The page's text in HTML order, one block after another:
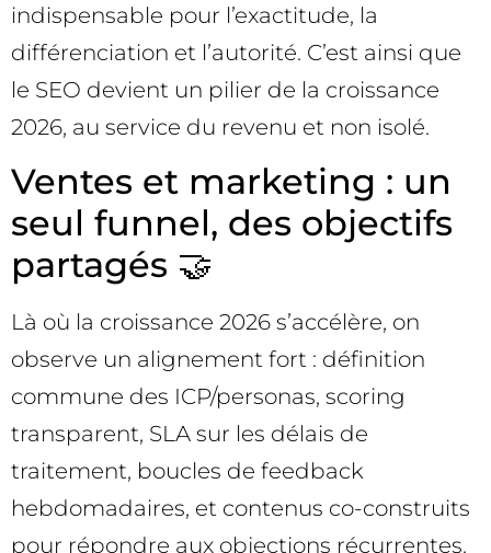
indispensable pour l’exactitude, la
différenciation et l’autorité. C’est ainsi que
le SEO devient un pilier de la croissance
2026, au service du revenu et non isolé.
Ventes et marketing : un
seul funnel, des objectifs
partagés 🤝
Là où la croissance 2026 s’accélère, on
observe un alignement fort : définition
commune des ICP/personas, scoring
transparent, SLA sur les délais de
traitement, boucles de feedback
hebdomadaires, et contenus co-construits
pour répondre aux objections récurrentes.